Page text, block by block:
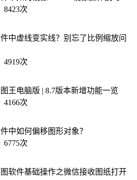
8423次
中虚线变实线？别忘了比例缩放问
4919次
王电脑版 | 8.7版本新增功能一览
4166次
中如何偏移图形对象？
6775次
软件基础操作之微信接收图纸打开